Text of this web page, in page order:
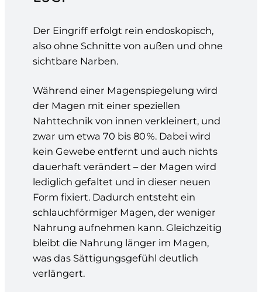
Der Eingriff erfolgt rein endoskopisch,
also ohne Schnitte von außen und ohne
sichtbare Narben.
Während einer Magenspiegelung wird
der Magen mit einer speziellen
Nahttechnik von innen verkleinert, und
zwar um etwa 70 bis 80 %. Dabei wird
kein Gewebe entfernt und auch nichts
dauerhaft verändert – der Magen wird
lediglich gefaltet und in dieser neuen
Form fixiert. Dadurch entsteht ein
schlauchförmiger Magen, der weniger
Nahrung aufnehmen kann. Gleichzeitig
bleibt die Nahrung länger im Magen,
was das Sättigungsgefühl deutlich
verlängert.